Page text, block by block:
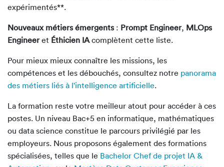
expérimentés**.
Nouveaux métiers émergents: Prompt Engineer, MLOps
Engineeret Éthicien IAcomplètent cette liste.
Pour mieux mieux connaître les missions, les
compétences et les débouchés, consultez notre panorama
des métiers liés à l'intelligence artificielle.
La formation reste votre meilleur atout pour accéder à ces
postes. Un niveau Bac+5 en informatique, mathématiques
ou data science constitue le parcours privilégié par les
employeurs. Nous proposons également des formations
spécialisées, telles que le Bachelor Chef de projet IA &